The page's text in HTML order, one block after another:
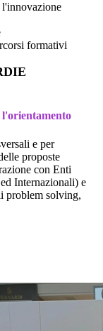
l'innovazione
formativi
e per
proposte
con Enti
Internazionali) e
problem solving,